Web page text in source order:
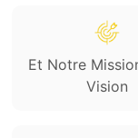
Et Notre
Vision